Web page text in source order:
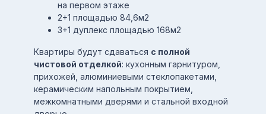
на первом этаже
2+1 площадью 84,6м2
3+1 дуплекс площадью 168м2
Квартиры будут сдаваться с полной
чистовой отделкой: кухонным гарнитуром,
прихожей, алюминиевыми стеклопакетами,
керамическим напольным покрытием,
межкомнатными дверями и стальной входной